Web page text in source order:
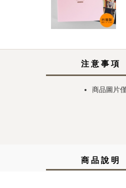
注 意 事 項
商品圖片
商 品 說 明